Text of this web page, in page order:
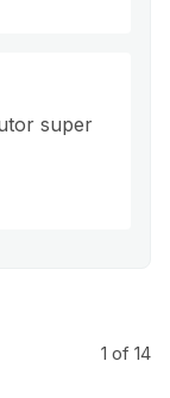
super
1 of 14